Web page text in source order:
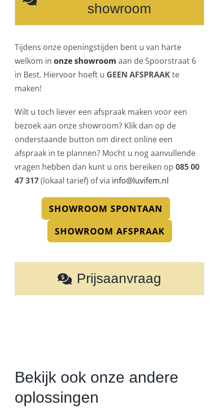
showroom
Tijdens onze openingstijden bent u van harte
welkom in onze showroom aan de Spoorstraat 6
in Best. Hiervoor hoeft u GEEN AFSPRAAKte
maken!
Wilt u toch liever een afspraak maken voor een
bezoek aan onze showroom? Klik dan op de
onderstaande button om direct online een
afspraak in te plannen? Mocht u nog aanvullende
vragen hebben dan kunt u ons bereiken op 085 00
47 317(lokaal tarief) of via info@luvifem.nl
SHOWROOM SPONTAAN
SHOWROOM AFSPRAAK
Prijsaanvraag
Bekijk ook onze andere
oplossingen